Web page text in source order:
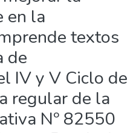
en la
textos
de
IV y V Ciclo de
regular de la
Nº 82550